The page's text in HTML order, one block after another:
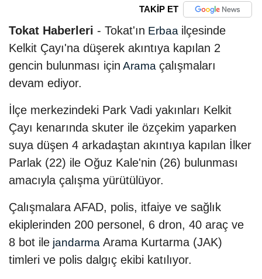
TAKİP ET
Tokat Haberleri - Tokat'ın Erbaa ilçesinde
Kelkit Çayı'na düşerek akıntıya kapılan 2
gencin bulunması için Arama çalışmaları
devam ediyor.
İlçe merkezindeki Park Vadi yakınları Kelkit
Çayı kenarında skuter ile özçekim yaparken
suya düşen 4 arkadaştan akıntıya kapılan İlker
Parlak (22) ile Oğuz Kale'nin (26) bulunması
amacıyla çalışma yürütülüyor.
Çalışmalara AFAD, polis, itfaiye ve sağlık
ekiplerinden 200 personel, 6 dron, 40 araç ve
8 bot ile jandarma Arama Kurtarma (JAK)
timleri ve polis dalgıç ekibi katılıyor.